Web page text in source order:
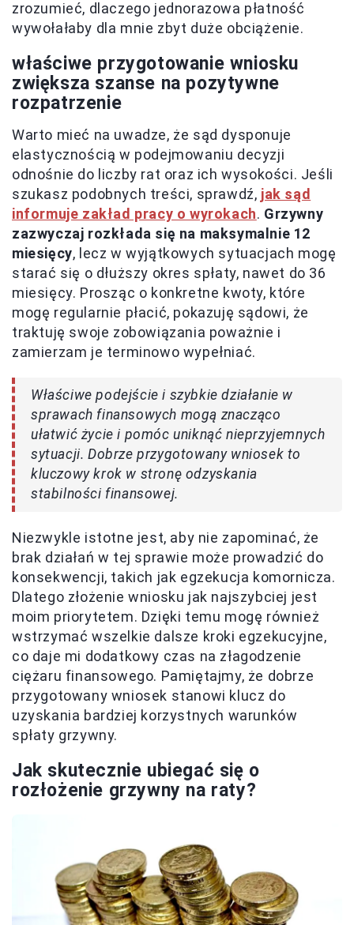
zrozumieć, dlaczego jednorazowa płatność
wywołałaby dla mnie zbyt duże obciążenie.
właściwe przygotowanie wniosku
zwiększa szanse na pozytywne
rozpatrzenie
Warto mieć na uwadze, że sąd dysponuje
elastycznością w podejmowaniu decyzji
odnośnie do liczby rat oraz ich wysokości. Jeśli
szukasz podobnych treści, sprawdź, jak sąd
informuje zakład pracy o wyrokach. Grzywny
zazwyczaj rozkłada się na maksymalnie 12
miesięcy, lecz w wyjątkowych sytuacjach mogę
starać się o dłuższy okres spłaty, nawet do 36
miesięcy. Prosząc o konkretne kwoty, które
mogę regularnie płacić, pokazuję sądowi, że
traktuję swoje zobowiązania poważnie i
zamierzam je terminowo wypełniać.
Właściwe podejście i szybkie działanie w
sprawach finansowych mogą znacząco
ułatwić życie i pomóc uniknąć nieprzyjemnych
sytuacji. Dobrze przygotowany wniosek to
kluczowy krok w stronę odzyskania
stabilności finansowej.
Niezwykle istotne jest, aby nie zapominać, że
brak działań w tej sprawie może prowadzić do
konsekwencji, takich jak egzekucja komornicza.
Dlatego złożenie wniosku jak najszybciej jest
moim priorytetem. Dzięki temu mogę również
wstrzymać wszelkie dalsze kroki egzekucyjne,
co daje mi dodatkowy czas na złagodzenie
ciężaru finansowego. Pamiętajmy, że dobrze
przygotowany wniosek stanowi klucz do
uzyskania bardziej korzystnych warunków
spłaty grzywny.
Jak skutecznie ubiegać się o
rozłożenie grzywny na raty?